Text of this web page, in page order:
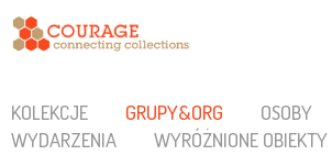
KOLEKCJE GRUPY&ORG
OSOBY
WYDARZENIA
WYRÓŻNIONE OBIEKTY